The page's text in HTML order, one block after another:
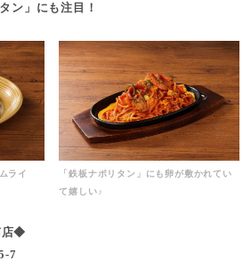
ン」にも注目！
ライ
「鉄板ナポリタン」にも卵が敷かれてい
て嬉しい♪
店◆
7